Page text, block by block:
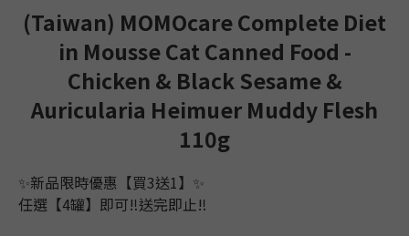
0
1
0
10
0
Hours
3
2
1
0
Minutes
3
2
0
5
4
3
2
0
Seconds
👑店長生日限量喵喵劵🎂買滿$𝟑𝟔𝟖即減$𝟐𝟖🥳結帳時輸入優惠碼
【𝐇𝐀𝐏𝐏𝐘𝐁𝐈𝐑𝐓𝐇𝐃𝐀𝐘】即可！部分產品不適用
5
4
3
2
1
0
4
3
2
1
0
:
3
2
1
0
4
3
2
1
0
:
3
2
1
0
7
6
5
4
3
2
1
:
8
7
6
5
4
3
9
7
6
5
4
限量20個
(Taiwan) MOMOcare Complete Diet
in Mousse Cat Canned Food -
Chicken & Black Sesame &
Auricularia Heimuer Muddy Flesh
110g
✨新品限時優惠【買3送1】✨
任選【4罐】即可‼送完即止‼